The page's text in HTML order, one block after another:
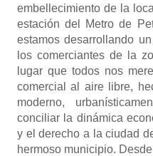
embellecimiento de la
estación del Metro de
estamos desarrollando
los comerciantes de la
lugar que todos nos
comercial al aire libre,
moderno,
conciliar la dinámica
y el derecho a la ciudad
hermoso municipio.